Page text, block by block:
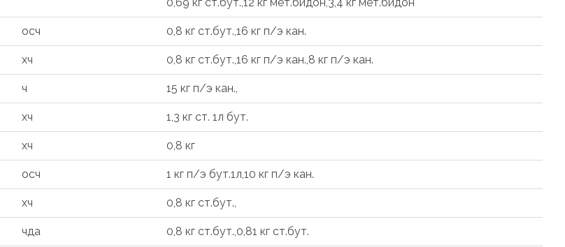
осч 0,8 кг ст.бут.,16 кг п/э кан.
хч 0,8 кг ст.бут.,16 кг п/э кан.,8 кг п/э кан.
ч 15 кг п/э кан.,
хч 1,3 кг ст. 1л бут.
хч 0,8 кг
осч 1 кг п/э бут.1л,10 кг п/э кан.
хч 0,8 кг ст.бут.,
чда 0,8 кг ст.бут.,0,81 кг ст.бут.